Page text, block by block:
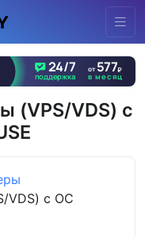
(VPS/VDS) с
VDS) с ОС